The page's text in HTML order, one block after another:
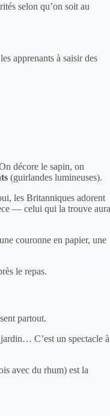
selon qu’on soit au
apprenants à saisir des
décore le sapin, on
(guirlandes lumineuses).
les Britanniques adorent
— celui qui la trouve aura
couronne en papier, une
le repas.
partout.
C’est un spectacle à
avec du rhum) est la